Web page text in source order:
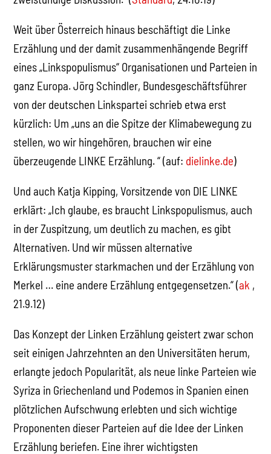
Weit über Österreich hinaus beschäftigt die Linke
Erzählung und der damit zusammenhängende Begriff
eines „Linkspopulismus“ Organisationen und Parteien in
ganz Europa. Jörg Schindler, Bundesgeschäftsführer
von der deutschen Linkspartei schrieb etwa erst
kürzlich: Um „uns an die Spitze der Klimabewegung zu
stellen, wo wir hingehören, brauchen wir eine
überzeugende LINKE Erzählung. “ (auf: dielinke.de)
Und auch Katja Kipping, Vorsitzende von DIE LINKE
erklärt: „Ich glaube, es braucht Linkspopulismus, auch
in der Zuspitzung, um deutlich zu machen, es gibt
Alternativen. Und wir müssen alternative
Erklärungsmuster starkmachen und der Erzählung von
Merkel … eine andere Erzählung entgegensetzen.“ (ak ,
21.9.12)
Das Konzept der Linken Erzählung geistert zwar schon
seit einigen Jahrzehnten an den Universitäten herum,
erlangte jedoch Popularität, als neue linke Parteien wie
Syriza in Griechenland und Podemos in Spanien einen
plötzlichen Aufschwung erlebten und sich wichtige
Proponenten dieser Parteien auf die Idee der Linken
Erzählung beriefen. Eine ihrer wichtigsten